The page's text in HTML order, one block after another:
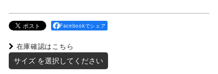
Facebookでシェア
在庫確認はこちら
サイズ を選択してください